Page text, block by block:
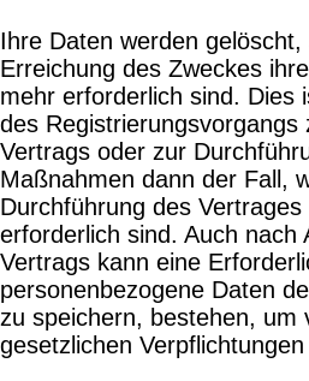
Ihre Daten werden
Erreichung des Zweckes
mehr erforderlich sind. Dies
des Registrierungsvorgangs
Vertrags oder zur
Maßnahmen dann der Fall,
Durchführung des
erforderlich sind. Auch nach
Vertrags kann eine
personenbezogene Daten
zu speichern, bestehen, um
gesetzlichen